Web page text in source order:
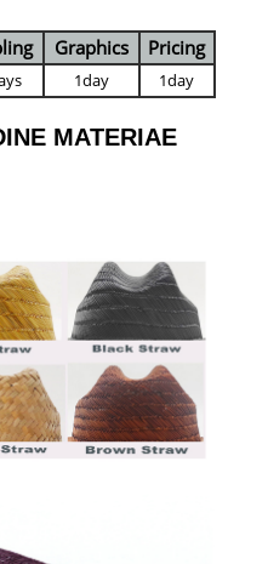
Graphics Pricing
1day 1day
MATERIAE